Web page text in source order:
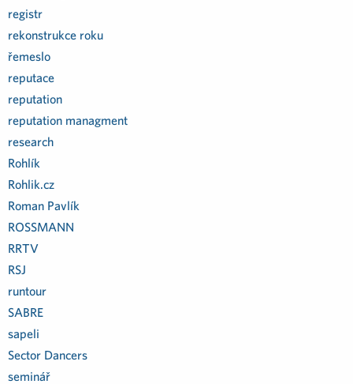
registr
rekonstrukce roku
řemeslo
reputace
reputation
reputation managment
research
Rohlík
Rohlik.cz
Roman Pavlík
ROSSMANN
RRTV
RSJ
runtour
SABRE
sapeli
Sector Dancers
seminář